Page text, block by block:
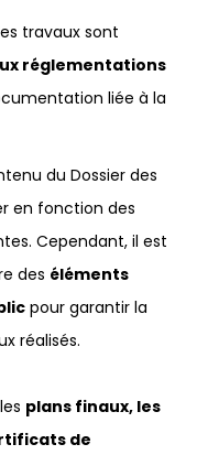
travaux sont
réglementations
liée à la
du Dossier des
en fonction des
Cependant, il est
des éléments
pour garantir la
réalisés.
plans finaux, les
de